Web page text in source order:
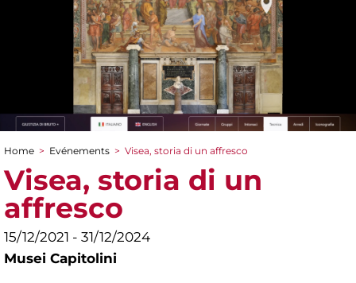
You are here
Home > Evénements > Visea, storia di un affresco
Visea, storia di un
affresco
15/12/2021 - 31/12/2024
Musei Capitolini